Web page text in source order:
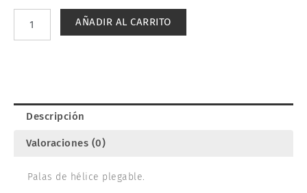
PLEGABLES
cantidad
AÑADIR AL CARRITO
Descripción
Valoraciones (0)
Palas de hélice plegable.